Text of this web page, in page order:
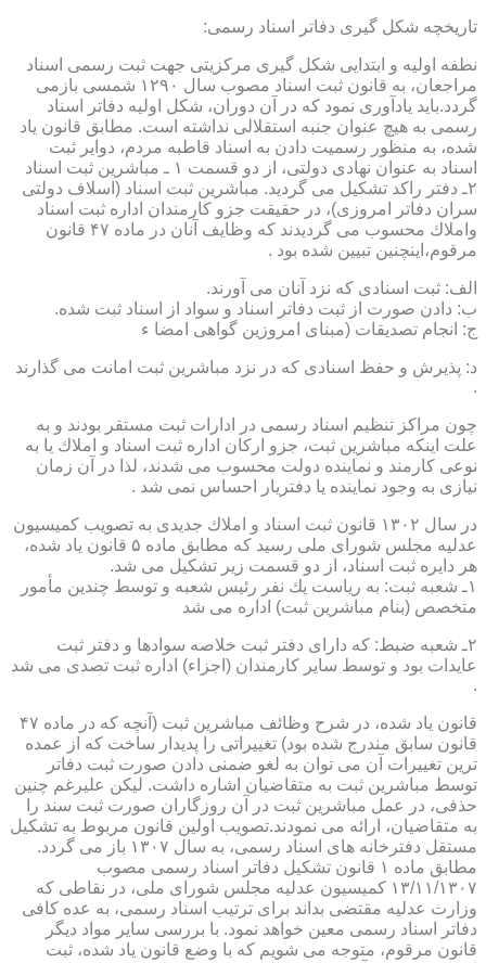
تاریخچه شكل گیری دفاتر اسناد رسمی:
نطفه اولیه و ابتدایی شكل گیری مركزیتی جهت ثبت رسمی اسناد
مراجعان، به قانون ثبت اسناد مصوب سال ۱۲۹۰ شمسی بازمی
گردد.باید یادآوری نمود كه در آن دوران، شكل اولیه دفاتر اسناد
رسمی به هیچ عنوان جنبه استقلالی نداشته است. مطابق قانون یاد
شده، به منظور رسمیت دادن به اسناد قاطبه مردم، دوایر ثبت
اسناد به عنوان نهادی دولتی، از دو قسمت ۱ ـ مباشرین ثبت اسناد
۲ـ دفتر راكد تشكیل می گردید. مباشرین ثبت اسناد (اسلاف دولتی
سران دفاتر امروزی)، در حقیقت جزو كارمندان اداره ثبت اسناد
واملاك محسوب می گردیدند كه وظایف آنان در ماده ۴۷ قانون
مرقوم،اینچنین تبیین شده بود .
الف: ثبت اسنادی كه نزد آنان می آورند.
ب: دادن صورت از ثبت دفاتر اسناد و سواد از اسناد ثبت شده.
ج: انجام تصدیقات (مبنای امروزین گواهی امضا ء
د: پذیرش و حفظ اسنادی كه در نزد مباشرین ثبت امانت می گذارند
.
چون مراكز تنظیم اسناد رسمی در ادارات ثبت مستقر بودند و به
علت اینكه مباشرین ثبت، جزو اركان اداره ثبت اسناد و املاك یا به
نوعی كارمند و نماینده دولت محسوب می شدند، لذا در آن زمان
نیازی به وجود نماینده یا دفتریار احساس نمی شد .
در سال ۱۳۰۲ قانون ثبت اسناد و املاك جدیدی به تصویب كمیسیون
عدلیه مجلس شورای ملی رسید كه مطابق ماده ۵ قانون یاد شده،
هر دایره ثبت اسناد، از دو قسمت زیر تشكیل می شد.
۱ـ شعبه ثبت: به ریاست یك نفر رئیس شعبه و توسط چندین مأمور
متخصص (بنام مباشرین ثبت) اداره می شد
۲ـ شعبه ضبط: كه دارای دفتر ثبت خلاصه سوادها و دفتر ثبت
عایدات بود و توسط سایر كارمندان (اجزاء) اداره ثبت تصدی می شد
.
قانون یاد شده، در شرح وظائف مباشرین ثبت (آنچه كه در ماده ۴۷
قانون سابق مندرج شده بود) تغییراتی را پدیدار ساخت كه از عمده
ترین تغییرات آن می توان به لغو ضمنی دادن صورت ثبت دفاتر
توسط مباشرین ثبت به متقاضیان اشاره داشت. لیكن علیرغم چنین
حذفی، در عمل مباشرین ثبت در آن روزگاران صورت ثبت سند را
به متقاضیان، ارائه می نمودند.تصویب اولین قانون مربوط به تشكیل
مستقل دفترخانه های اسناد رسمی، به سال ۱۳۰۷ باز می گردد.
مطابق ماده ۱ قانون تشكیل دفاتر اسناد رسمی مصوب
۱۳/۱۱/۱۳۰۷ كمیسیون عدلیه مجلس شورای ملی، در نقاطی كه
وزارت عدلیه مقتضی بداند برای ترتیب اسناد رسمی، به عده كافی
دفاتر اسناد رسمی معین خواهد نمود. با بررسی سایر مواد دیگر
قانون مرقوم، متوجه می شویم كه با وضع قانون یاد شده، ثبت